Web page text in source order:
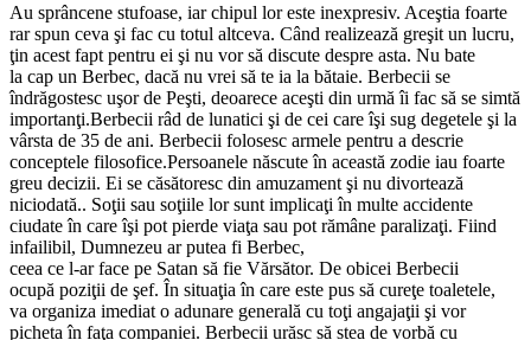
Au sprâncene stufoase, iar chipul lor este inexpresiv. Aceştia foarte
rar spun ceva şi fac cu totul altceva. Când realizează greşit un lucru,
ţin acest fapt pentru ei şi nu vor să discute despre asta. Nu bate
la cap un Berbec, dacă nu vrei să te ia la bătaie. Berbecii se
îndrăgostesc uşor de Peşti, deoarece aceşti din urmă îi fac să se simtă
importanţi.Berbecii râd de lunatici şi de cei care îşi sug degetele şi la
vârsta de 35 de ani. Berbecii folosesc armele pentru a descrie
conceptele filosofice.Persoanele născute în această zodie iau foarte
greu decizii. Ei se căsătoresc din amuzament şi nu divortează
niciodată.. Soţii sau soţiile lor sunt implicaţi în multe accidente
ciudate în care îşi pot pierde viaţa sau pot rămâne paralizaţi. Fiind
infailibil, Dumnezeu ar putea fi Berbec,
ceea ce l-ar face pe Satan să fie Vărsător. De obicei Berbecii
ocupă poziţii de şef. În situaţia în care este pus să cureţe toaletele,
va organiza imediat o adunare generală cu toţi angajaţii şi vor
picheta în faţa companiei. Berbecii urăsc să stea de vorbă cu